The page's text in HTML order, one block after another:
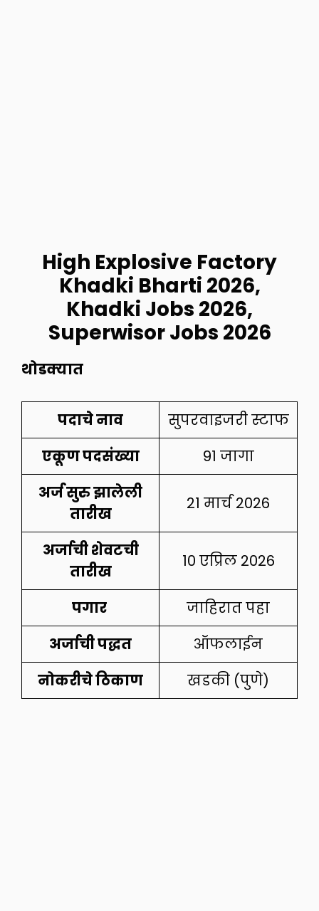
High Explosive Factory
Khadki Bharti 2026,
Khadki Jobs 2026,
Superwisor Jobs 2026
थोडक्यात
पदाचे नाव
सुपरवाइजरी स्टाफ
एकूण पदसंख्या
91 जागा
अर्ज सुरु झालेली
तारीख
21 मार्च 2026
अर्जाची शेवटची
तारीख
10 एप्रिल 2026
पगार
जाहिरात पहा
अर्जाची पद्धत
ऑफलाईन
नोकरीचे ठिकाण
खडकी (पुणे)